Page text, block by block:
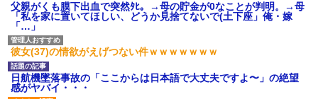
父親がくも膜下出血で突然ﾀﾋ。→母の貯金が0なことが判明。→母
「私を家に置いてほしい、どうか見捨てないで(土下座」俺・嫁
「…」
彼女(37)の情欲がえげつない件ｗｗｗｗｗｗｗ
日航機墜落事故の「ここからは日本語で大丈夫ですよ〜」の絶望
感がヤバイ・・・